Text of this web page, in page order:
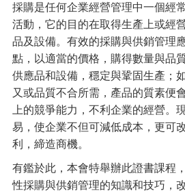
採購是任何企業經營管理中一個經
活動，它的目的在取得生產上或經
品及設備。有效的採購與供銷管理
點，以適當的價格，購得數量與品
供應品和設備，穩定與鞏固生產；
又或品質不合所需，產品的質素便
上的競爭能力，不利企業的經營。
易，使企業不但可減低成本，更可
利，締造商機。
有鑑於此，本會特舉辦此證書課程
性採購與供銷管理的知識和技巧，